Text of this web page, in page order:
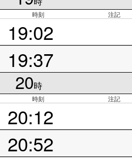
時刻 注記
19:02
19:37
20時
時刻 注記
20:12
20:52